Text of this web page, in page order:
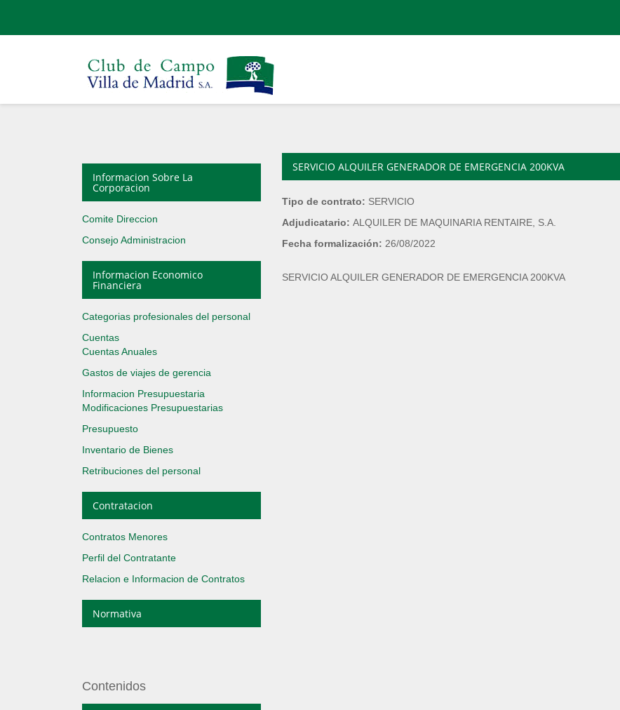
Informacion Sobre La
Corporacion
Comite Direccion
Consejo Administracion
Informacion Economico
Financiera
Categorias profesionales del personal
Cuentas
Cuentas Anuales
Gastos de viajes de gerencia
Informacion Presupuestaria
Modificaciones Presupuestarias
Presupuesto
Inventario de Bienes
Retribuciones del personal
Contratacion
Contratos Menores
Perfil del Contratante
Relacion e Informacion de Contratos
Normativa
Contenidos
SERVICIO ALQUILER GENERADOR DE EMERGENCIA 200KVA
Tipo de contrato: SERVICIO
Adjudicatario: ALQUILER DE MAQUINARIA RENTAIRE, S.A.
Fecha formalización: 26/08/2022
SERVICIO ALQUILER GENERADOR DE EMERGENCIA 200KVA